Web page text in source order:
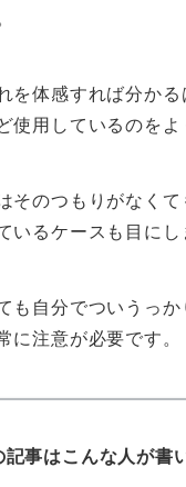
を体感すれば分か
使用しているのをよ
そのつもりがなく
いるケースも目にし
も自分でついうっか
に注意が必要です。
記事はこんな人が書